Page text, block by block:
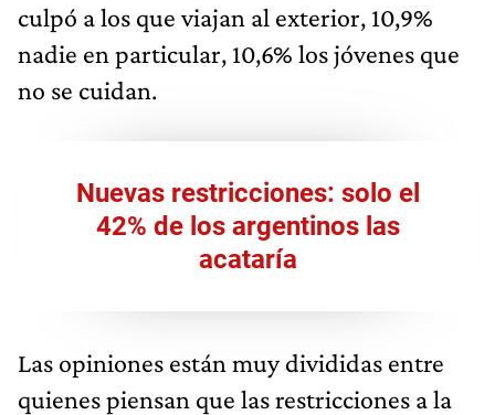
culpó a los que viajan al exterior, 10,9%
nadie en particular, 10,6% los jóvenes que
no se cuidan.
Nuevas restricciones: solo el
42% de los argentinos las
acataría
Las opiniones están muy divididas entre
quienes piensan que las restricciones a la